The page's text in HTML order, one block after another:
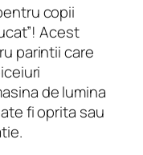
copii
Acest
parintii care
de lumina
fi oprita sau